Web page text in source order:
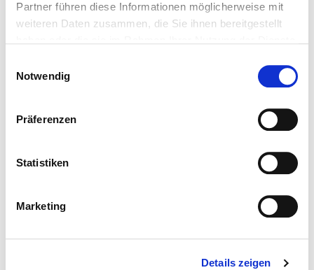
Partner führen diese Informationen möglicherweise mit
weiteren Daten zusammen, die Sie ihnen bereitgestellt
Notwendig
Präferenzen
Statistiken
Marketing
Details zeigen